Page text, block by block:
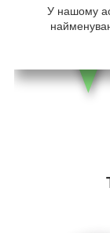
У нашому